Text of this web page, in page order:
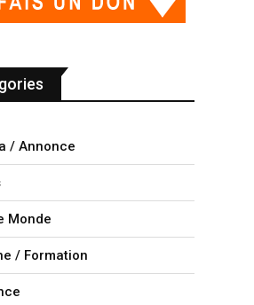
/ Annonce
Monde
/ Formation